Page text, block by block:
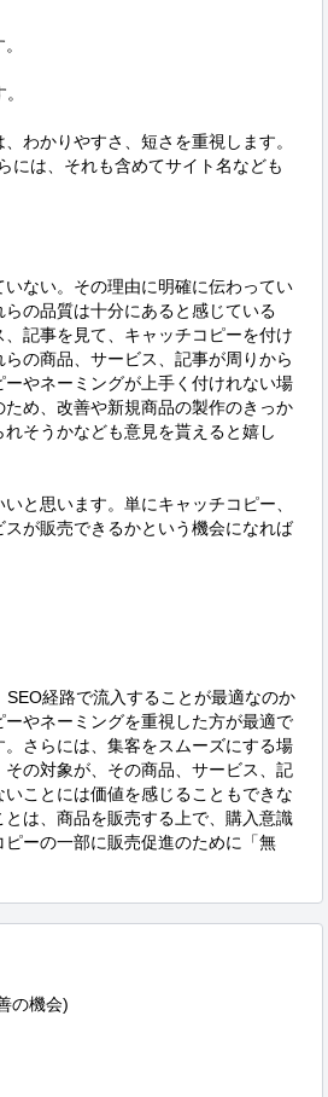
わかりやすさ、短さを重視します。
には、それも含めてサイト名なども
ない。その理由に明確に伝わってい
の品質は十分にあると感じている
記事を見て、キャッチコピーを付け
の商品、サービス、記事が周りから
やネーミングが上手く付けれない場
め、改善や新規商品の製作のきっか
そうかなども意見を貰えると嬉し
と思います。単にキャッチコピー、
が販売できるかという機会になれば
経路で流入することが最適なのか
やネーミングを重視した方が最適で
さらには、集客をスムーズにする場
の対象が、その商品、サービス、記
ことには価値を感じることもできな
は、商品を販売する上で、購入意識
ーの一部に販売促進のために「無
の機会)